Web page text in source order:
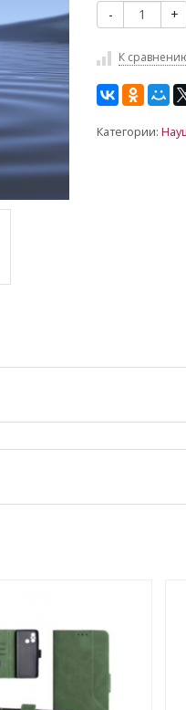
- +
К
Категории: